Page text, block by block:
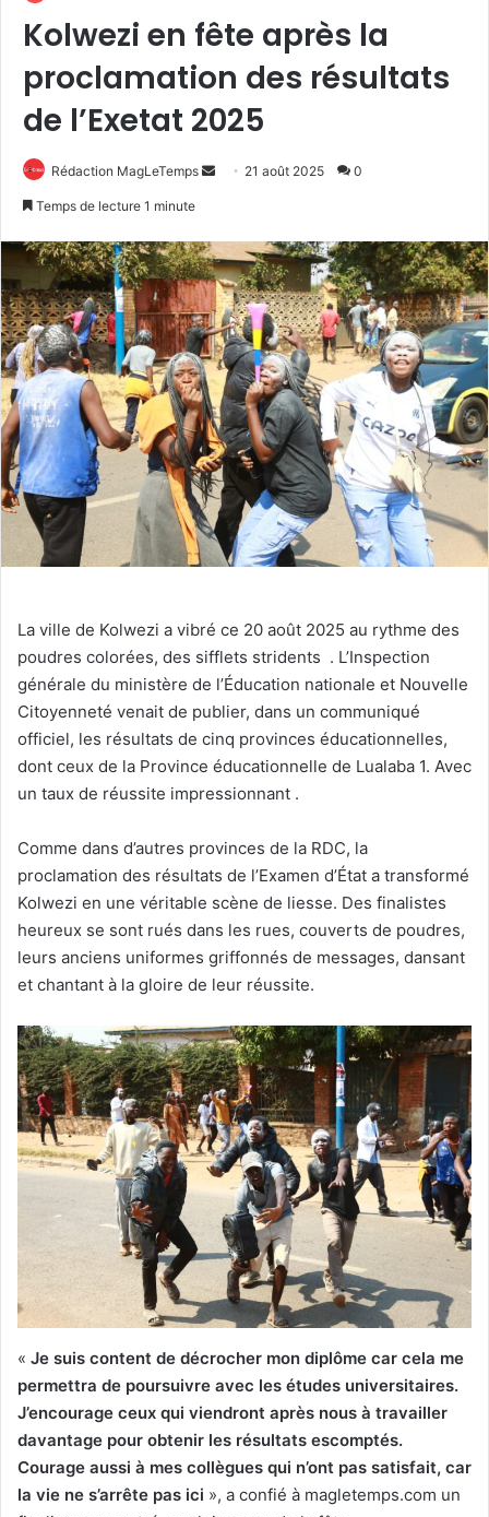
Kolwezi en fête après la
proclamation des résultats
de l’Exetat 2025
Rédaction MagLeTemps
Envoyer21 août 2025 0
Temps de lecture 1 minute
La ville de Kolwezi a vibré ce 20 août 2025 au rythme des
poudres colorées, des sifflets stridents . L’Inspection
générale du ministère de l’Éducation nationale et Nouvelle
Citoyenneté venait de publier, dans un communiqué
officiel, les résultats de cinq provinces éducationnelles,
dont ceux de la Province éducationnelle de Lualaba 1. Avec
un taux de réussite impressionnant .
Comme dans d’autres provinces de la RDC, la
proclamation des résultats de l’Examen d’État a transformé
Kolwezi en une véritable scène de liesse. Des finalistes
heureux se sont rués dans les rues, couverts de poudres,
leurs anciens uniformes griffonnés de messages, dansant
et chantant à la gloire de leur réussite.
« Je suis content de décrocher mon diplôme car cela me
permettra de poursuivre avec les études universitaires.
J’encourage ceux qui viendront après nous à travailler
davantage pour obtenir les résultats escomptés.
Courage aussi à mes collègues qui n’ont pas satisfait, car
la vie ne s’arrête pas ici », a confié à magletemps.com un